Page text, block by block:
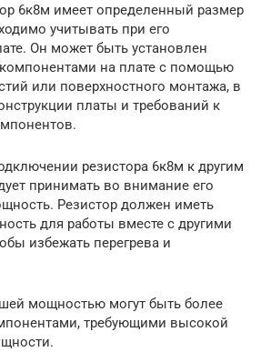
6к8м имеет определенный размер
учитывать при его
Он может быть установлен
на плате с помощью
или поверхностного монтажа, в
платы и требований к
резистора 6к8м к другим
принимать во внимание его
Резистор должен иметь
для работы вместе с другими
избежать перегрева и
мощностью могут быть более
требующими высокой